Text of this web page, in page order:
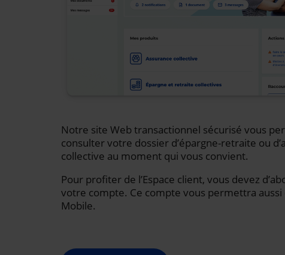
Notre site Web transactionnel sécurisé vous
consulter votre dossier d’épargne-retraite ou
collective au moment qui vous convient.
Pour profiter de l’Espace client, vous devez
votre compte. Ce compte vous permettra aussi
Mobile.